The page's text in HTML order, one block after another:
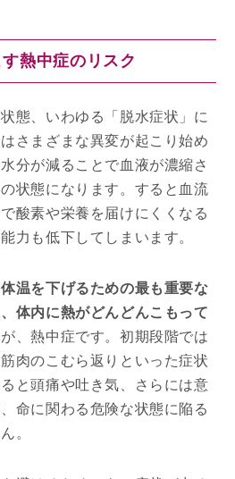
熱中症のリスク
態、いわゆる「脱水症状」に
さまざまな異変が起こり始め
分が減ることで血液が濃縮さ
状態になります。すると血流
酸素や栄養を届けにくくなる
力も低下してしまいます。
温を下げるための最も重要な
体内に熱がどんどんこもって
、熱中症です。初期段階では
肉のこむら返りといった症状
と頭痛や吐き気、さらには意
命に関わる危険な状態に陥る
。